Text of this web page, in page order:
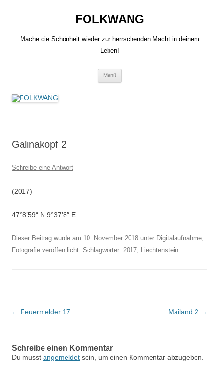
FOLKWANG
Mache die Schönheit wieder zur herrschenden Macht in deinem
Leben!
Menü
Galinakopf 2
Schreibe eine Antwort
(2017)
47°8’59“ N 9°37’8″ E
Dieser Beitrag wurde am 10. November 2018 unter Digitalaufnahme,
Fotografie veröffentlicht. Schlagwörter: 2017, Liechtenstein.
Beitragsnavigation
← Feuermelder 17 Mailand 2 →
Schreibe einen Kommentar
Du musst angemeldet sein, um einen Kommentar abzugeben.